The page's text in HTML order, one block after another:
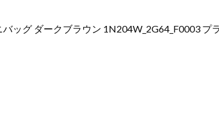
ッグ ダークブラウン 1N204W_2G64_F0003 プ